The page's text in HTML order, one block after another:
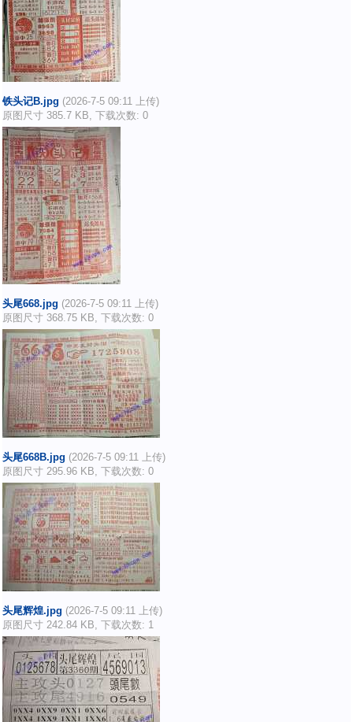
铁头记B.jpg (2026-7-5 09:11 上传)
原图尺寸 385.7 KB, 下载次数: 0
头尾668.jpg (2026-7-5 09:11 上传)
原图尺寸 368.75 KB, 下载次数: 0
头尾668B.jpg (2026-7-5 09:11 上传)
原图尺寸 295.96 KB, 下载次数: 0
头尾辉煌.jpg (2026-7-5 09:11 上传)
原图尺寸 242.84 KB, 下载次数: 1